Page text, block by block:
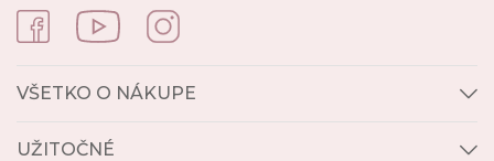
VŠETKO O NÁKUPE
UŽITOČNÉ